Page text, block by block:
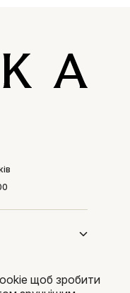
щоб зробити